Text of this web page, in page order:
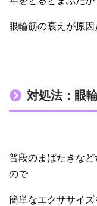
眼輪筋の衰えが原因
対処法：眼
普段のまばたきな
ので
簡単なエクササイズ